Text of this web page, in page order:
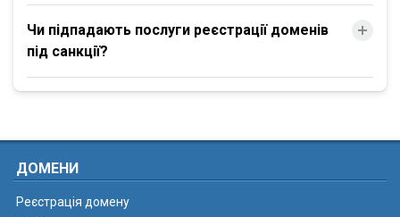
Чи підпадають послуги реєстрації доменів
під санкції?
ДОМЕНИ
Реєстрація домену